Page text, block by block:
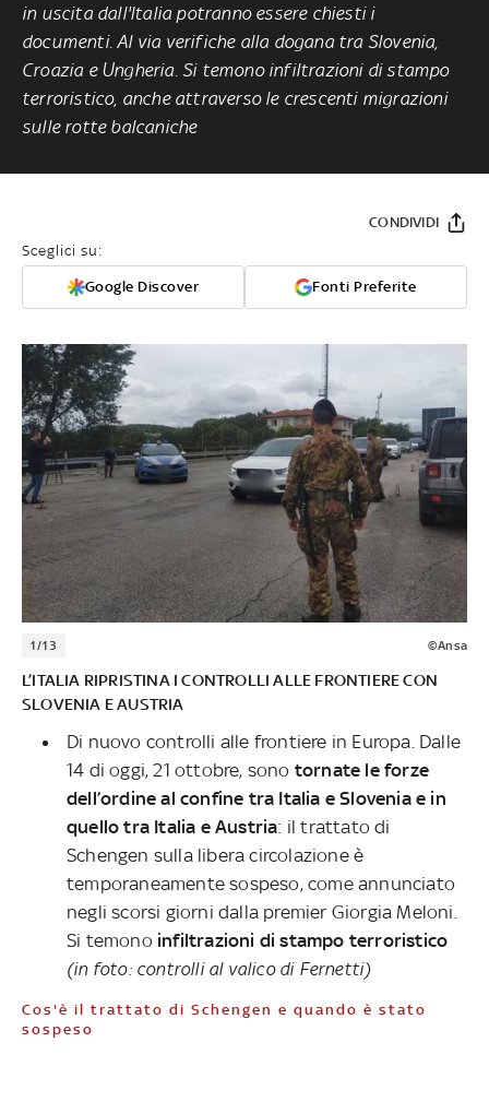
in uscita dall'Italia potranno essere chiesti i
documenti. Al via verifiche alla dogana tra Slovenia,
Croazia e Ungheria. Si temono infiltrazioni di stampo
terroristico, anche attraverso le crescenti migrazioni
sulle rotte balcaniche
Sceglici su:
Google Discover Fonti Preferite
CONDIVIDI
1/13 ©Ansa
L’ITALIA RIPRISTINA I CONTROLLI ALLE FRONTIERE CON
SLOVENIA E AUSTRIA
Di nuovo controlli alle frontiere in Europa. Dalle
14 di oggi, 21 ottobre, sono tornate le forze
dell’ordine al confine tra Italia e Slovenia e in
quello tra Italia e Austria: il trattato di
Schengen sulla libera circolazione è
temporaneamente sospeso, come annunciato
negli scorsi giorni dalla premier Giorgia Meloni.
Si temono infiltrazioni di stampo terroristico
(in foto: controlli al valico di Fernetti)
Cos'è il trattato di Schengen e quando è stato
sospeso